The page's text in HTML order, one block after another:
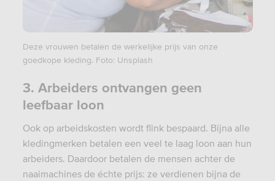
Deze vrouwen betalen de werkelijke prijs van onze
goedkope kleding. Foto: Unsplash
3. Arbeiders ontvangen geen
leefbaar loon
Ook op arbeidskosten wordt flink bespaard. Bijna alle
kledingmerken betalen een veel te laag loon aan hun
arbeiders. Daardoor betalen de mensen achter de
naaimachines de échte prijs: ze verdienen bijna de